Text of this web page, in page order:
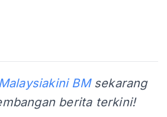
BMsekarang
berita terkini!